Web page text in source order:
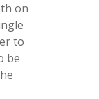
受信がスタートしま
か、または購読を取
てください。詳細に
on
to
be